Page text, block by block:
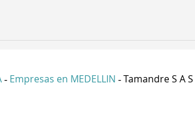
- Empresas en MEDELLIN - Tamandre S A S